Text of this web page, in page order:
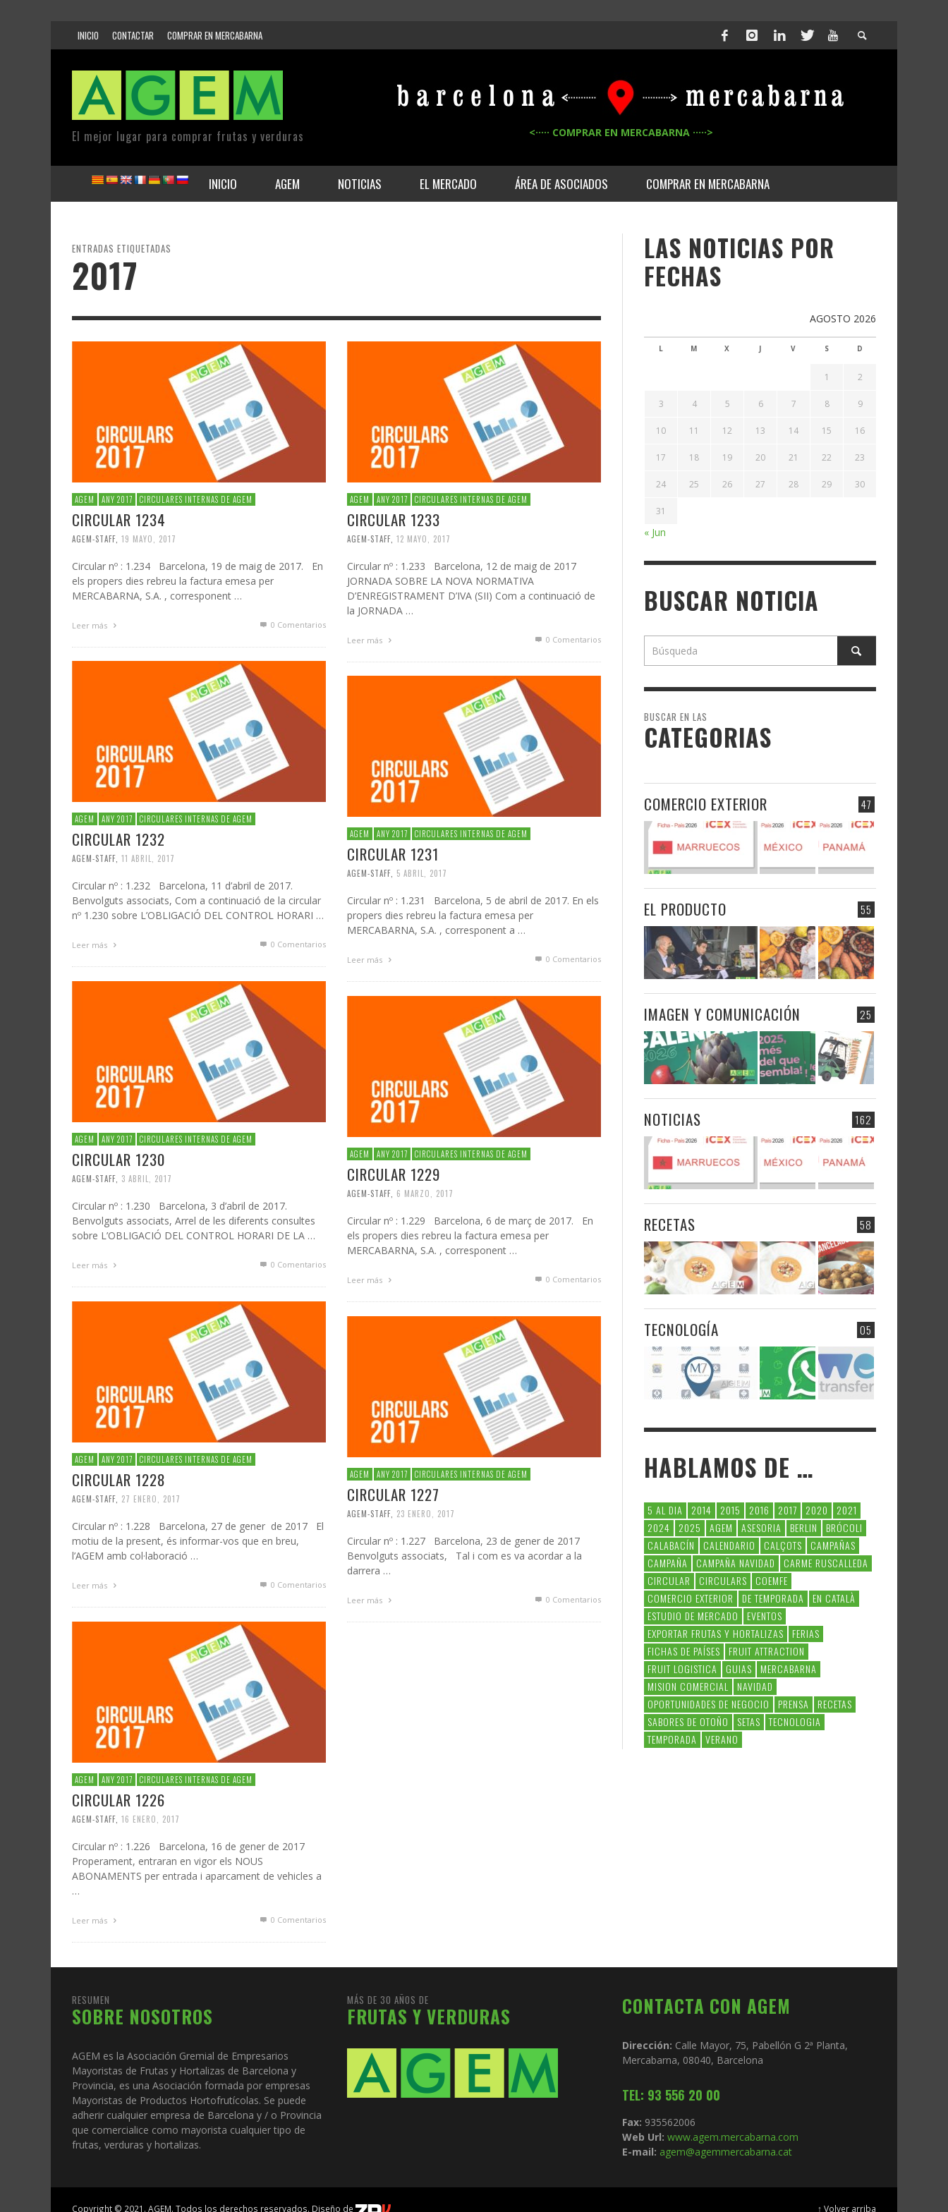
INICIO CONTACTAR COMPRAR EN MERCABARNA
El mejor lugar para comprar frutas y verduras <····· COMPRAR EN MERCABARNA ·····>
INICIO AGEM NOTICIAS EL MERCADO ÁREA DE ASOCIADOS COMPRAR EN MERCABARNA
ENTRADAS ETIQUETADAS
2017
AGEM ANY 2017 CIRCULARES INTERNAS DE AGEM
CIRCULAR 1234
AGEM-STAFF 19 MAYO, 2017
Circular nº : 1.234 Barcelona, 19 de maig de 2017. En
els propers dies rebreu la factura emesa per
MERCABARNA, S.A. , corresponent …
Leer más 0 Comentarios
AGEM ANY 2017 CIRCULARES INTERNAS DE AGEM
CIRCULAR 1233
AGEM-STAFF 12 MAYO, 2017
Circular nº : 1.233 Barcelona, 12 de maig de 2017
JORNADA SOBRE LA NOVA NORMATIVA
D’ENREGISTRAMENT D’IVA (SII) Com a continuació de
la JORNADA …
Leer más 0 Comentarios
AGEM ANY 2017 CIRCULARES INTERNAS DE AGEM
CIRCULAR 1232
AGEM-STAFF 11 ABRIL, 2017
Circular nº : 1.232 Barcelona, 11 d’abril de 2017.
Benvolguts associats, Com a continuació de la circular
nº 1.230 sobre L’OBLIGACIÓ DEL CONTROL HORARI …
Leer más 0 Comentarios
AGEM ANY 2017 CIRCULARES INTERNAS DE AGEM
CIRCULAR 1231
AGEM-STAFF 5 ABRIL, 2017
Circular nº : 1.231 Barcelona, 5 de abril de 2017. En els
propers dies rebreu la factura emesa per
MERCABARNA, S.A. , corresponent a …
Leer más 0 Comentarios
AGEM ANY 2017 CIRCULARES INTERNAS DE AGEM
CIRCULAR 1230
AGEM-STAFF 3 ABRIL, 2017
Circular nº : 1.230 Barcelona, 3 d’abril de 2017.
Benvolguts associats, Arrel de les diferents consultes
sobre L’OBLIGACIÓ DEL CONTROL HORARI DE LA …
Leer más 0 Comentarios
AGEM ANY 2017 CIRCULARES INTERNAS DE AGEM
CIRCULAR 1229
AGEM-STAFF 6 MARZO, 2017
Circular nº : 1.229 Barcelona, 6 de març de 2017. En
els propers dies rebreu la factura emesa per
MERCABARNA, S.A. , corresponent …
Leer más 0 Comentarios
AGEM ANY 2017 CIRCULARES INTERNAS DE AGEM
CIRCULAR 1228
AGEM-STAFF 27 ENERO, 2017
Circular nº : 1.228 Barcelona, 27 de gener de 2017 El
motiu de la present, és informar-vos que en breu,
l’AGEM amb col·laboració …
Leer más 0 Comentarios
AGEM ANY 2017 CIRCULARES INTERNAS DE AGEM
CIRCULAR 1227
AGEM-STAFF 23 ENERO, 2017
Circular nº : 1.227 Barcelona, 23 de gener de 2017
Benvolguts associats, Tal i com es va acordar a la
darrera …
Leer más 0 Comentarios
AGEM ANY 2017 CIRCULARES INTERNAS DE AGEM
CIRCULAR 1226
AGEM-STAFF 16 ENERO, 2017
Circular nº : 1.226 Barcelona, 16 de gener de 2017
Properament, entraran en vigor els NOUS
ABONAMENTS per entrada i aparcament de vehicles a
…
Leer más 0 Comentarios
LAS NOTICIAS POR
FECHAS
AGOSTO 2026
L M X J V S D
1 2
3 4 5 6 7 8 9
10 11 12 13 14 15 16
17 18 19 20 21 22 23
24 25 26 27 28 29 30
31
« Jun
BUSCAR NOTICIA
BUSCAR EN LAS
CATEGORIAS
47
COMERCIO EXTERIOR
55
EL PRODUCTO
25
IMAGEN Y COMUNICACIÓN
162
NOTICIAS
58
RECETAS
05
TECNOLOGÍA
HABLAMOS DE …
5 AL DIA 2014 2015 2016 2017 2020
2021
2024
2025 AGEM ASESORIA BERLIN
BRÓCOLI
CALABACÍN
CALENDARIO CALÇOTS
CAMPAÑAS
CAMPAÑA
CAMPAÑA NAVIDAD
CARME RUSCALLEDA
CIRCULAR
CIRCULARS
COEMFE
COMERCIO EXTERIOR
DE TEMPORADA
EN CATALÀ
ESTUDIO DE MERCADO
EVENTOS
EXPORTAR FRUTAS Y HORTALIZAS
FERIAS
FICHAS DE PAÍSES
FRUIT ATTRACTION
FRUIT LOGISTICA
GUIAS
MERCABARNA
MISION COMERCIAL
NAVIDAD
OPORTUNIDADES DE NEGOCIO
PRENSA
RECETAS
SABORES DE OTOÑO
SETAS
TECNOLOGIA
TEMPORADA
VERANO
RESUMEN
SOBRE NOSOTROS
AGEM es la Asociación Gremial de Empresarios
Mayoristas de Frutas y Hortalizas de Barcelona y
Provincia, es una Asociación formada por empresas
Mayoristas de Productos Hortofrutícolas. Se puede
adherir cualquier empresa de Barcelona y / o Provincia
que comercialice como mayorista cualquier tipo de
frutas, verduras y hortalizas.
MÁS DE 30 AÑOS DE
FRUTAS Y VERDURAS CONTACTA CON AGEM
Dirección: Calle Mayor, 75, Pabellón G 2ª Planta,
Mercabarna, 08040, Barcelona
TEL: 93 556 20 00
Fax: 935562006
Web Url: www.agem.mercabarna.com
E-mail: agem@agemmercabarna.cat
Copyright © 2021. AGEM. Todos los derechos reservados. Diseño de ↑ Volver arriba